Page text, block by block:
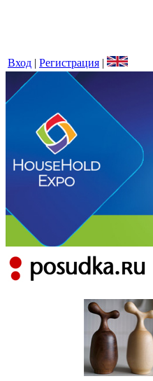
Вход | Регистрация |